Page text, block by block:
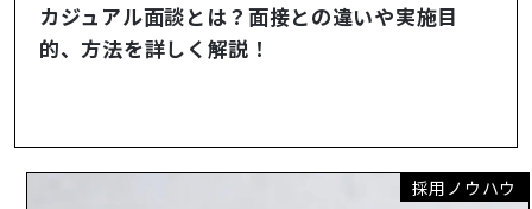
カジュアル面談とは？面接との違いや実施目
的、方法を詳しく解説！
採用ノウハウ